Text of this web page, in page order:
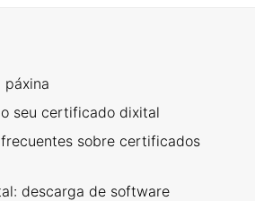
páxina
seu certificado dixital
sobre certificados
descarga de software